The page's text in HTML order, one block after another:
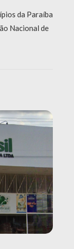
da Paraíba
Nacional de